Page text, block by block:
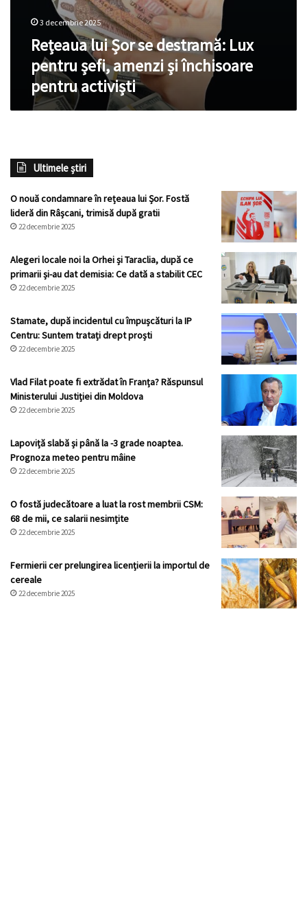
3 decembrie 2025
Rețeaua lui Șor se destramă: Lux
pentru șefi, amenzi și închisoare
pentru activiști
Ultimele știri
O nouă condamnare în rețeaua lui Șor. Fostă
lideră din Râșcani, trimisă după gratii
22 decembrie 2025
Alegeri locale noi la Orhei și Taraclia, după ce
primarii și-au dat demisia: Ce dată a stabilit CEC
22 decembrie 2025
Stamate, după incidentul cu împușcături la IP
Centru: Suntem tratați drept proști
22 decembrie 2025
Vlad Filat poate fi extrădat în Franța? Răspunsul
Ministerului Justiției din Moldova
22 decembrie 2025
Lapoviță slabă și până la -3 grade noaptea.
Prognoza meteo pentru mâine
22 decembrie 2025
O fostă judecătoare a luat la rost membrii CSM:
68 de mii, ce salarii nesimțite
22 decembrie 2025
Fermierii cer prelungirea licențierii la importul de
cereale
22 decembrie 2025